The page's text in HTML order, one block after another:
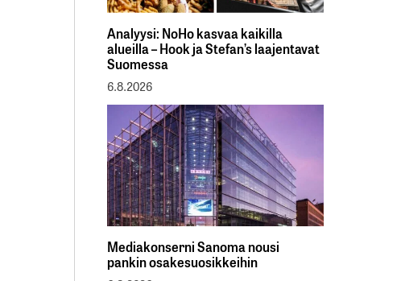
Analyysi: NoHo kasvaa kaikilla
alueilla – Hook ja Stefan’s laajentavat
Suomessa
6.8.2026
Mediakonserni Sanoma nousi
pankin osakesuosikkeihin